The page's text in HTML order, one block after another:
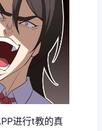
进行t教的真